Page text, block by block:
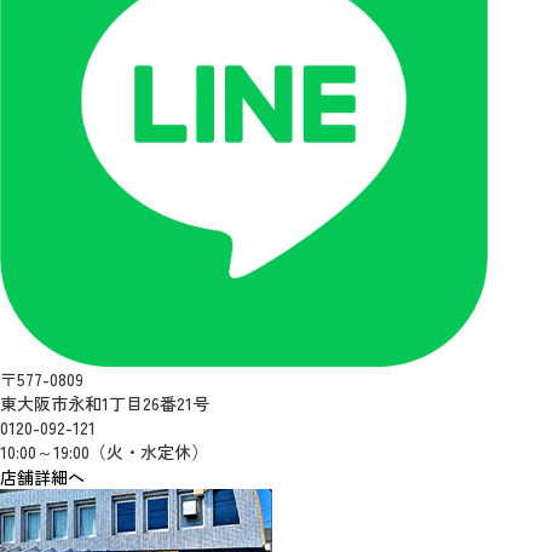
〒577-0809
東大阪市永和1丁目26番21号
0120-092-121
10:00～19:00（火・水定休）
店舗詳細へ